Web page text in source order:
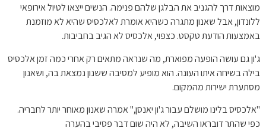
מוצאות דרך להגניב את הבלגן שלהם פנימה. הנשים ייצאו לטיול אירופאי
ללונדון, אבל שאנון מתגרה כשהיא אומרת לאלכסיס שהיא לא מוזמנת
באמצעות הודעת טקסט. כצפוי, אלכסיס לא הגיב בחביבות.
ג'ון גם עושה הופעה מפוארת, מה שנראה מתאים רק אחרי כמה זמן אלכסיס
בילה בשיחה איתו העונה. הוא מופיע למסיבה ששנון נמצאת בה, ושאנון
מסתערת ישירות מהמקום.
"אלכסיס בלינו מושלם עבור ג'ון יאנסן," אמרה שאנון מאוחר יותר לחבריה.
כפי שהתר דובראו השיבה, לא היה שום דבר פסיבי בהערה